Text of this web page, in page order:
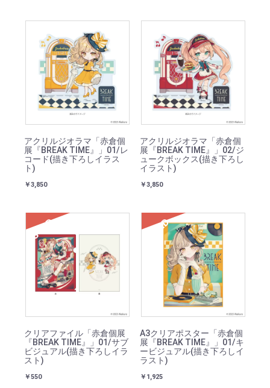
アクリルジオラマ「赤倉個
展『BREAK TIME』」01/レ
コード(描き下ろしイラス
ト)
￥3,850
アクリルジオラマ「赤倉個
展『BREAK TIME』」02/ジ
ュークボックス(描き下ろし
イラスト)
￥3,850
SOLD
クリアファイル「赤倉個展
『BREAK TIME』」01/サブ
ビジュアル(描き下ろしイラ
スト)
￥550
SOLD
A3クリアポスター「赤倉個
展『BREAK TIME』」01/キ
ービジュアル(描き下ろしイ
ラスト)
￥1,925